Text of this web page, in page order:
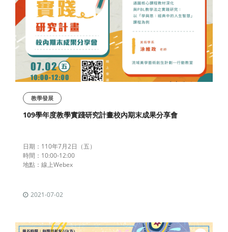
教學發展
109學年度教學實踐研究計畫校內期末成果分享會
日期：110年7月2日（五）
時間：10:00-12:00
地點：線上Webex
2021-07-02